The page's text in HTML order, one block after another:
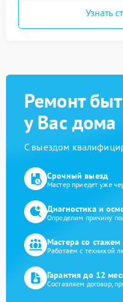
Узнать
Ремонт
у Вас дома
С выездом
Срочный выезд
Мастер приедет уже
Диагностика и
Определим причину
Мастера со стажем
Работаем с техникой
Гарантия до 12
Составляем договор,